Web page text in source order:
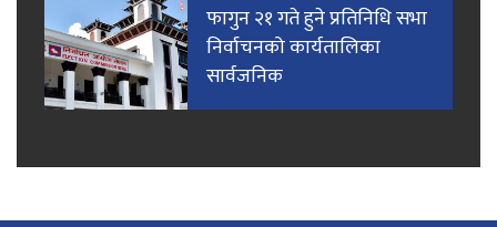
फागुन २१ गते हुने प्रतिनिधि सभा
निर्वाचनको कार्यतालिका
सार्वजनिक